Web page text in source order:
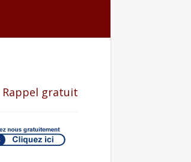
Rappel gratuit